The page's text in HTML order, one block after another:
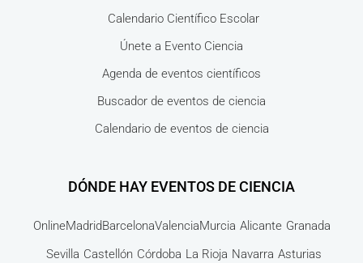
Calendario Científico Escolar
Únete a Evento Ciencia
Agenda de eventos científicos
Buscador de eventos de ciencia
Calendario de eventos de ciencia
DÓNDE HAY EVENTOS DE CIENCIA
OnlineMadridBarcelonaValenciaMurcia Alicante Granada
Sevilla Castellón Córdoba La Rioja Navarra Asturias